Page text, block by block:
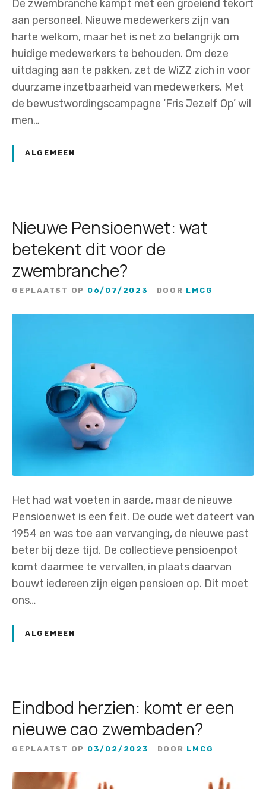
De zwembranche kampt met een groeiend tekort
aan personeel. Nieuwe medewerkers zijn van
harte welkom, maar het is net zo belangrijk om
huidige medewerkers te behouden. Om deze
uitdaging aan te pakken, zet de WiZZ zich in voor
duurzame inzetbaarheid van medewerkers. Met
de bewustwordingscampagne ‘Fris Jezelf Op’ wil
men…
ALGEMEEN
Nieuwe Pensioenwet: wat
betekent dit voor de
zwembranche?
GEPLAATST OP 06/07/2023 DOOR LMCG
Het had wat voeten in aarde, maar de nieuwe
Pensioenwet is een feit. De oude wet dateert van
1954 en was toe aan vervanging, de nieuwe past
beter bij deze tijd. De collectieve pensioenpot
komt daarmee te vervallen, in plaats daarvan
bouwt iedereen zijn eigen pensioen op. Dit moet
ons…
ALGEMEEN
Eindbod herzien: komt er een
nieuwe cao zwembaden?
GEPLAATST OP 03/02/2023 DOOR LMCG